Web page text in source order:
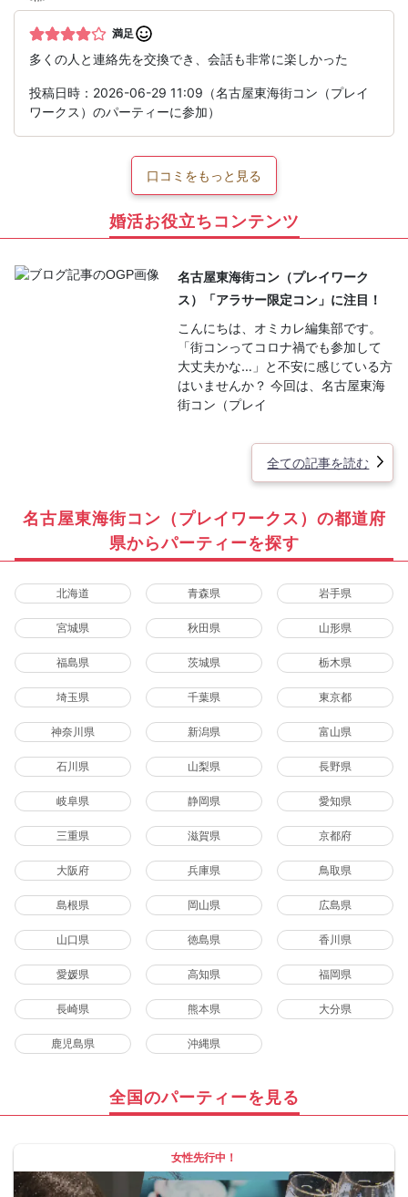
満足
多くの人と連絡先を交換でき、会話も非常に楽しかった
投稿日時：2026-06-29 11:09（名古屋東海街コン（プレイ
ワークス）のパーティーに参加）
口コミをもっと見る
婚活お役立ちコンテンツ
名古屋東海街コン（プレイワーク
ス）「アラサー限定コン」に注目！
こんにちは、オミカレ編集部です。
「街コンってコロナ禍でも参加して
大丈夫かな…」と不安に感じている方
はいませんか？ 今回は、名古屋東海
街コン（プレイ
全ての記事を読む
名古屋東海街コン（プレイワークス）の都道府
県からパーティーを探す
北海道 青森県 岩手県
宮城県 秋田県 山形県
福島県 茨城県 栃木県
埼玉県 千葉県 東京都
神奈川県 新潟県 富山県
石川県 山梨県 長野県
岐阜県 静岡県 愛知県
三重県 滋賀県 京都府
大阪府 兵庫県 鳥取県
島根県 岡山県 広島県
山口県 徳島県 香川県
愛媛県 高知県 福岡県
長崎県 熊本県 大分県
鹿児島県 沖縄県
全国のパーティーを見る
女性先行中！